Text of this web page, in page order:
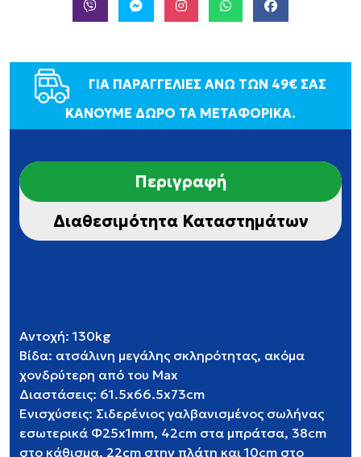
ΓΙΑ ΠΑΡΑΓΓΕΛΙΕΣ ΑΝΩ ΤΩΝ 49€ ΣΑΣ
ΚΑΝΟΥΜΕ ΔΩΡΟ ΤΑ ΜΕΤΑΦΟΡΙΚΑ.
Περιγραφή
Διαθεσιμότητα Καταστημάτων
Αντοχή: 130kg
Βίδα: ατσάλινη μεγάλης σκληρότητας, ακόμα
χονδρύτερη από του Max
Διαστάσεις: 61.5x66.5x73cm
Ενισχύσεις: Σιδερένιος γαλβανισμένος σωλήνας
εσωτερικά Φ25x1mm, 42cm στα μπράτσα, 38cm
στο κάθισμα, 22cm στην πλάτη και 10cm στο